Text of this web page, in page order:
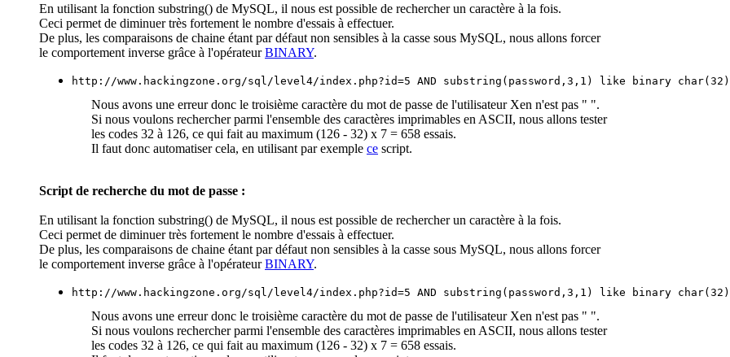
En utilisant la fonction substring() de MySQL, il nous est possible de rechercher un caractère à la fois.
Ceci permet de diminuer très fortement le nombre d'essais à effectuer.
De plus, les comparaisons de chaine étant par défaut non sensibles à la casse sous MySQL, nous allons forcer
le comportement inverse grâce à l'opérateurBINARY.
http://www.hackingzone.org/sql/level4/index.php?id=5 AND substring(password,3,1) like binary char(32)
Nous avons une erreur donc le troisième caractère du mot de passe de l'utilisateur Xen n'est pas " ".
Si nous voulons rechercher parmi l'ensemble des caractères imprimables en ASCII, nous allons tester
les codes 32 à 126, ce qui fait au maximum (126 - 32) x 7 = 658 essais.
Il faut donc automatiser cela, en utilisant par exemple ce script.
Script de recherche du mot de passe :
En utilisant la fonction substring() de MySQL, il nous est possible de rechercher un caractère à la fois.
Ceci permet de diminuer très fortement le nombre d'essais à effectuer.
De plus, les comparaisons de chaine étant par défaut non sensibles à la casse sous MySQL, nous allons forcer
le comportement inverse grâce à l'opérateurBINARY.
http://www.hackingzone.org/sql/level4/index.php?id=5 AND substring(password,3,1) like binary char(32)
Nous avons une erreur donc le troisième caractère du mot de passe de l'utilisateur Xen n'est pas " ".
Si nous voulons rechercher parmi l'ensemble des caractères imprimables en ASCII, nous allons tester
les codes 32 à 126, ce qui fait au maximum (126 - 32) x 7 = 658 essais.